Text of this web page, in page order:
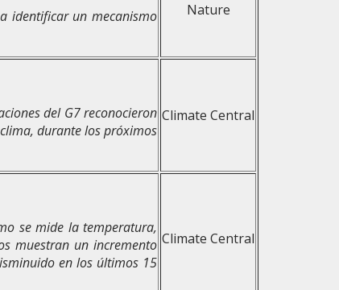
identificar un mecanismo
Nature
del G7 reconocieron
durante los próximos
Climate Central
se mide la temperatura,
muestran un incremento
en los últimos 15
Climate Central